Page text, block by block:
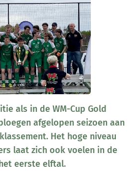
als in de WM-Cup Gold
afgelopen seizoen aan
Het hoge niveau
laat zich ook voelen in de
eerste elftal.